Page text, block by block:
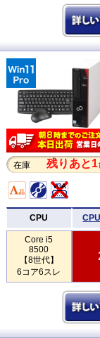
在庫 残りあと1
CPU
Core i5
8500
【8世代】
6コア6スレ